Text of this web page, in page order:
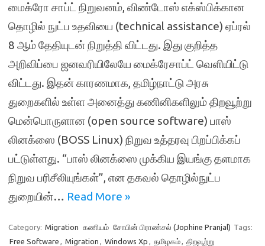
மைக்ரோ சாப்ட் நிறுவனம், விண்டோஸ் எக்ஸ்பிக்கான
தொழில் நுட்ப உதவியை (technical assistance) ஏப்ரல்
8 ஆம் தேதியுடன் நிறுத்தி விட்டது. இது குறித்த
அறிவிப்பை ஜனவரியிலேயே மைக்ரேசாப்ட் வெளியிட்டு
விட்டது. இதன் காரணமாக, தமிழ்நாட்டு அரசு
துறைகளில் உள்ள அனைத்து கணினிகளிலும் திறவூற்று
மென்பொருளான (open source software) பாஸ்
லினக்ஸை (BOSS Linux) நிறுவ உத்தரவு பிறப்பிக்கப்
பட்டுள்ளது. “பாஸ் லினக்ஸை முக்கிய இயங்கு தளமாக
நிறுவ பரிசீலியுங்கள்”, என தகவல் தொழில்நுட்ப
துறையின்… Read More »
Category: Migration கணியம் சோபின் பிராண்சல் (Jophine Pranjal) Tags:
Free Software , Migration , Windows Xp , தமிழகம், திறவூற்று